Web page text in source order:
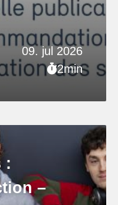
09. jul 2026
2min
:
–